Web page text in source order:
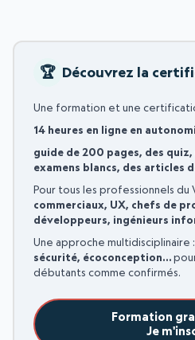
Découvrez la
Une formation et une
14 heures en ligne en
guide de 200 pages, des
examens blancs, des articles
Pour tous les professionnels du
commerciaux, UX, chefs de
développeurs, ingénieurs
Une approche multidisciplinaire :
sécurité, écoconception…
débutants comme confirmés.
Formation
Je